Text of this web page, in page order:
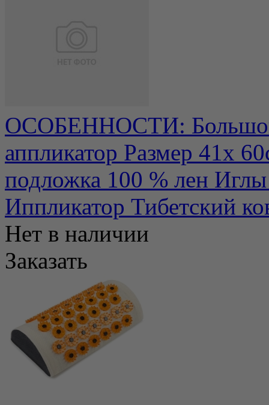
ОСОБЕННОСТИ: Большой
аппликатор Размер 41х
подложка 100 % лен
Иппликатор Тибетский
Нет в наличии
Заказать